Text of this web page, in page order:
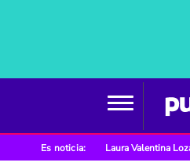
Es noticia: Laura Valentina